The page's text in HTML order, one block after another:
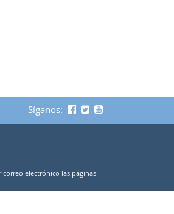
Síganos:
electrónico las páginas